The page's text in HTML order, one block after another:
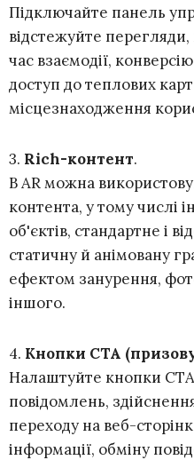
Підключайте панель
відстежуйте перегляди,
час взаємодії,
доступ до теплових карт
місцезнаходження
3. Rich-контент.
В AR можна
контента, у тому числі
об'єктів, стандартне і
статичну й анімовану
ефектом занурення,
іншого.
4. Кнопки CTA
Налаштуйте кнопки
повідомлень,
переходу на веб-
інформації, обміну